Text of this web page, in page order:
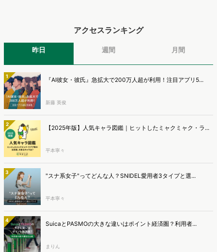
アクセスランキング
昨日 週間 月間
1 『AI彼女・彼氏』急拡大で200万人超が利用！注目アプリ5...
新藤 英俊
2 【2025年版】人気キャラ図鑑｜ヒットしたミャクミャク・ラ...
平本寧々
3 "スナ系女子"ってどんな人？SNIDEL愛用者3タイプと選...
平本寧々
4 SuicaとPASMOの大きな違いはポイント経済圏？利用者...
まりん